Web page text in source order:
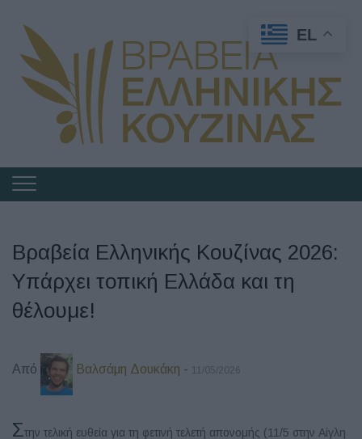
Πλοήγηση
Ελληνικής
Κουζίνας
Βραβεία Ελληνικής Κουζίνας 2026:
Υπάρχει τοπική Ελλάδα και τη
θέλουμε!
Από Βαλσάμη Δουκάκη - 11/05/2026
Στην τελική ευθεία για τη φετινή τελετή απονομής (11/5 στην Αίγλη
EL